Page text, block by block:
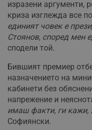
изразени аргументи,
криза изглежда все
единият човек е
Стоянов, според мен
сподели той.
Бившият премиер
назначението на
кабинети без
напрежение и
имаш факти, ги кажи,
Софиянски.